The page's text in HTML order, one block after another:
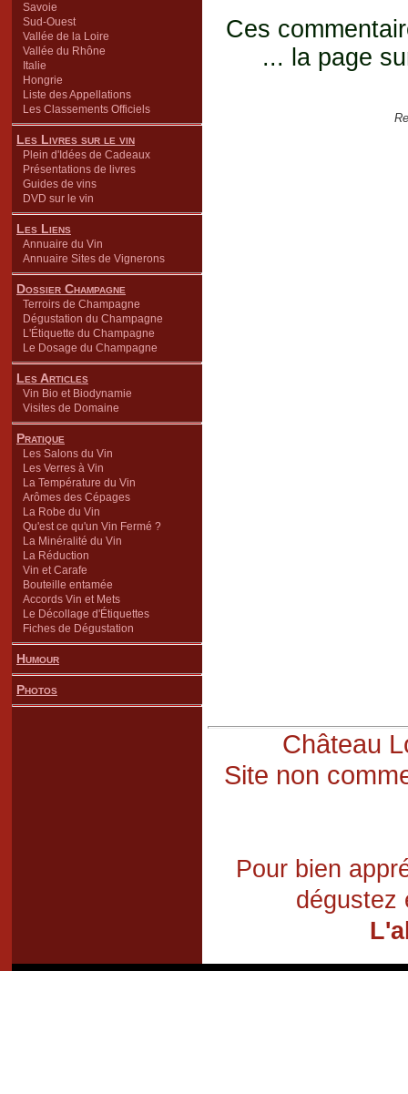
Savoie
Sud-Ouest
Vallée de la Loire
Vallée du Rhône
Italie
Hongrie
Liste des Appellations
Les Classements Officiels
Les Livres sur le vin
Plein d'Idées de Cadeaux
Présentations de livres
Guides de vins
DVD sur le vin
Les Liens
Annuaire du Vin
Annuaire Sites de Vignerons
Dossier Champagne
Terroirs de Champagne
Dégustation du Champagne
L'Étiquette du Champagne
Le Dosage du Champagne
Les Articles
Vin Bio et Biodynamie
Visites de Domaine
Pratique
Les Salons du Vin
Les Verres à Vin
La Température du Vin
Arômes des Cépages
La Robe du Vin
Qu'est ce qu'un Vin Fermé ?
La Minéralité du Vin
La Réduction
Vin et Carafe
Bouteille entamée
Accords Vin et Mets
Le Décollage d'Étiquettes
Fiches de Dégustation
Humour
Photos
Ces
... la page
Château
Site non
Pour bien
dégustez